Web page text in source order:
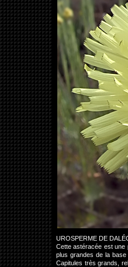
UROSPERME DE
Cette astéracée est une
plus grandes de la
Capitules très grands,